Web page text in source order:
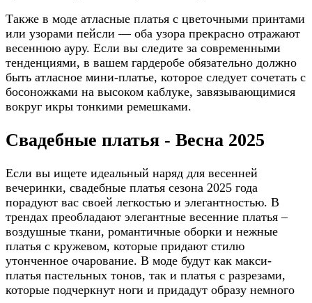
Также в моде атласные платья с цветочными принтами
или узорами пейсли — оба узора прекрасно отражают
весеннюю ауру. Если вы следите за современными
тенденциями, в вашем гардеробе обязательно должно
быть атласное мини-платье, которое следует сочетать с
босоножками на высоком каблуке, завязывающимися
вокруг икры тонкими ремешками.
Свадебные платья - Весна 2025
Если вы ищете идеальный наряд для весенней
вечеринки, свадебные платья сезона 2025 года
порадуют вас своей легкостью и элегантностью. В
трендах преобладают элегантные весенние платья –
воздушные ткани, романтичные оборки и нежные
платья с кружевом, которые придают стилю
утонченное очарование. В моде будут как макси-
платья пастельных тонов, так и платья с разрезами,
которые подчеркнут ноги и придадут образу немного